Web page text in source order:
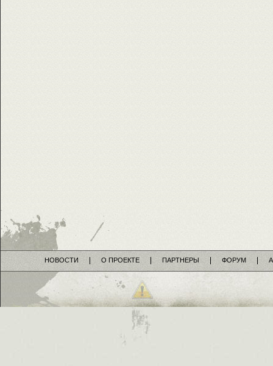
НОВОСТИ О ПРОЕКТЕ ПАРТНЕРЫ ФОРУМ